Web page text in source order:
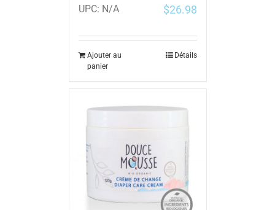
UPC: N/A $26.98
Ajouter au
panier
Détails